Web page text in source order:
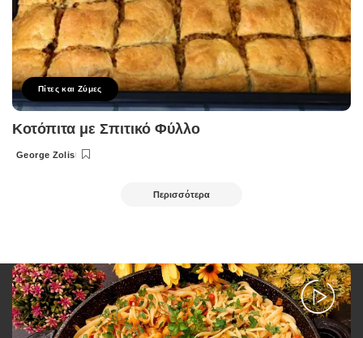
Πίτες και Ζύμες
Κοτόπιτα με Σπιτικό Φύλλο
Posted
George Zolis
Περισσότερα